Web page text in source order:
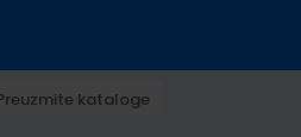
kataloge